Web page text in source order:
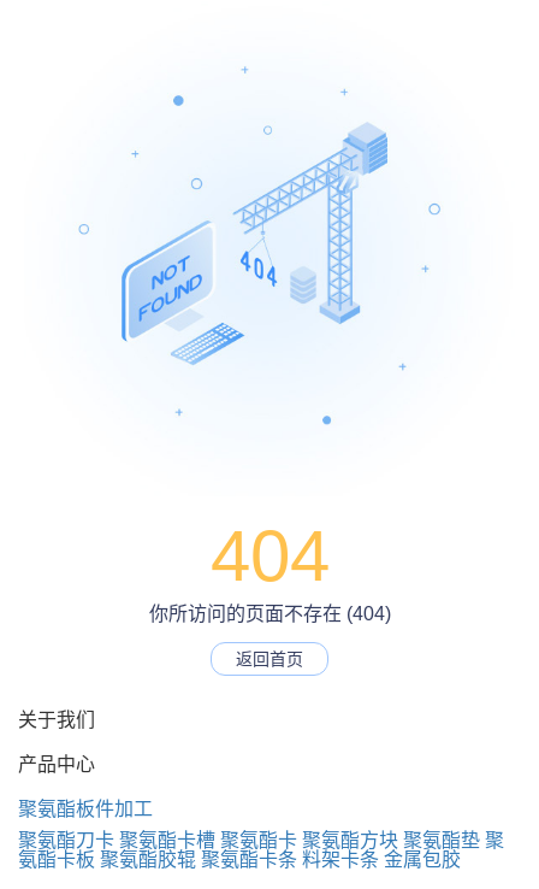
404
你所访问的页面不存在 (404)
返回首页
关于我们
产品中心
聚氨酯板件加工
聚氨酯刀卡 聚氨酯卡槽 聚氨酯卡 聚氨酯方块 聚氨酯垫 聚
氨酯卡板 聚氨酯胶辊 聚氨酯卡条 料架卡条 金属包胶